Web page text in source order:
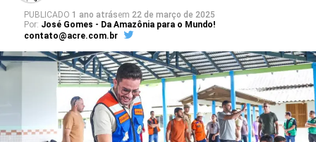
PUBLICADO 1 ano atrásem 22 de março de 2025
Por: José Gomes - Da Amazônia para o Mundo!
contato@acre.com.br